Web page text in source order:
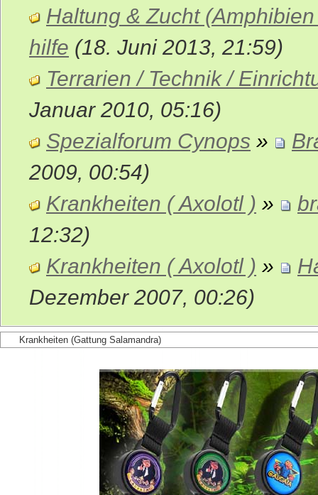
Haltung & Zucht
hilfe (18. Juni 2013, 21:59)
Terrarien / Technik /
Januar 2010, 05:16)
Spezialforum Cynops »
2009, 00:54)
Krankheiten ( Axolotl ) »
12:32)
Krankheiten ( Axolotl ) »
Dezember 2007, 00:26)